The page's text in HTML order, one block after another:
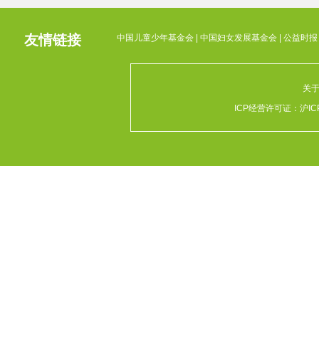
友情链接 中国儿童少年基金会 中国妇女发展基金会 公益时报
关
ICP经营许可证： 沪